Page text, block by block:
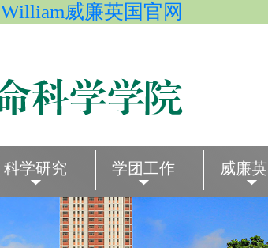
William威廉英国官网
科学研究 学团工作 威廉